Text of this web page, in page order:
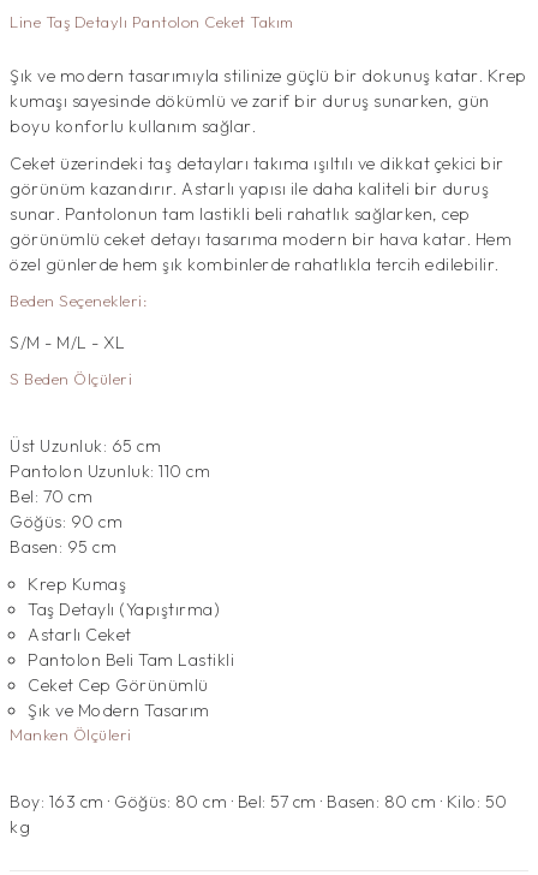
Line Taş Detaylı Pantolon Ceket Takım
Şık ve modern tasarımıyla stilinize güçlü bir dokunuş katar. Krep
kumaşı sayesinde dökümlü ve zarif bir duruş sunarken, gün
boyu konforlu kullanım sağlar.
Ceket üzerindeki taş detayları takıma ışıltılı ve dikkat çekici bir
görünüm kazandırır. Astarlı yapısı ile daha kaliteli bir duruş
sunar. Pantolonun tam lastikli beli rahatlık sağlarken, cep
görünümlü ceket detayı tasarıma modern bir hava katar. Hem
özel günlerde hem şık kombinlerde rahatlıkla tercih edilebilir.
Beden Seçenekleri:
S/M - M/L - XL
S Beden Ölçüleri
Üst Uzunluk: 65 cm
Pantolon Uzunluk: 110 cm
Bel: 70 cm
Göğüs: 90 cm
Basen: 95 cm
Krep Kumaş
Taş Detaylı (Yapıştırma)
Astarlı Ceket
Pantolon Beli Tam Lastikli
Ceket Cep Görünümlü
Şık ve Modern Tasarım
Manken Ölçüleri
Boy: 163 cm · Göğüs: 80 cm · Bel: 57 cm · Basen: 80 cm · Kilo: 50
kg